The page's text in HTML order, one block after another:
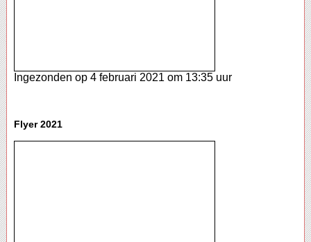
Ingezonden op 4 februari 2021 om 13:35 uur
Flyer 2021